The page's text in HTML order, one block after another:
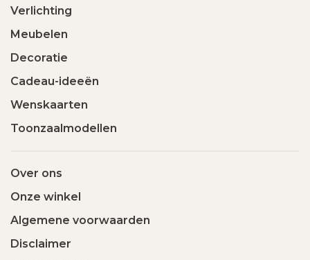
Verlichting
Meubelen
Decoratie
Cadeau-ideeën
Wenskaarten
Toonzaalmodellen
Over ons
Onze winkel
Algemene voorwaarden
Disclaimer